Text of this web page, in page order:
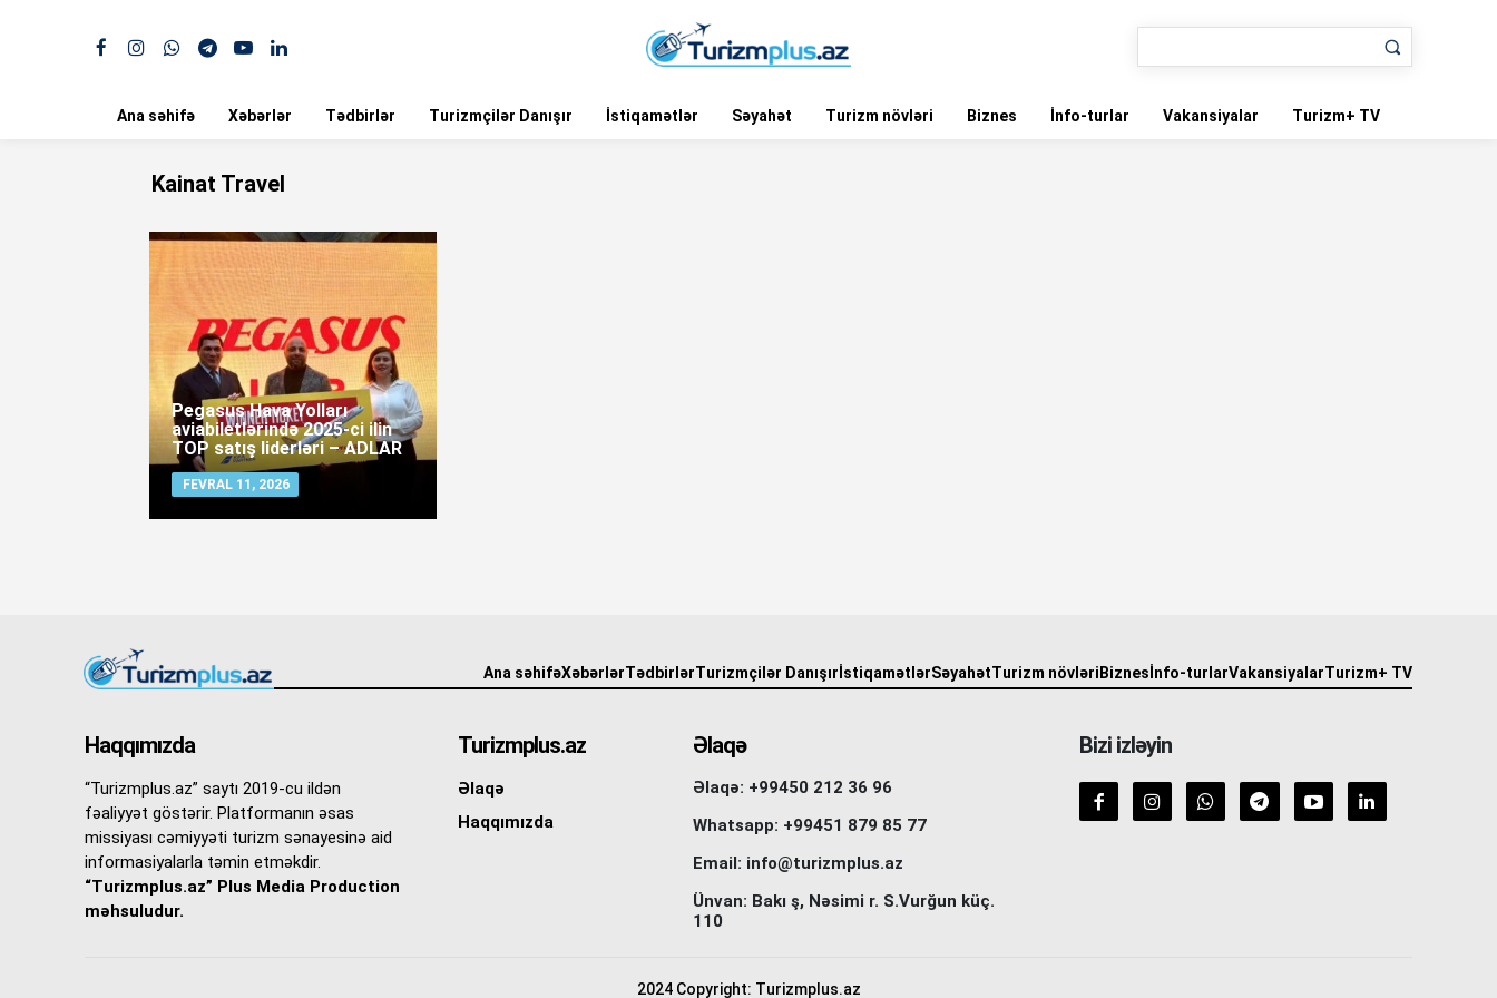
Ana səhifə Xəbərlər Tədbirlər Turizmçilər Danışır İstiqamətlər Səyahət Turizm növləri Biznes İnfo-turlar Vakansiyalar Turizm+ TV
Kainat Travel
Pegasus Hava Yolları
aviabiletlərində 2025-ci ilin
TOP satış liderləri – ADLAR
FEVRAL 11, 2026
Ana səhifəXəbərlərTədbirlərTurizmçilər Danışır İstiqamətlərSəyahətTurizm növləri Biznes İnfo-turlarVakansiyalarTurizm+ TV
Haqqımızda
“Turizmplus.az” saytı 2019-cu ildən
fəaliyyət göstərir. Platformanın əsas
missiyası cəmiyyəti turizm sənayesinə aid
informasiyalarla təmin etməkdir.
“Turizmplus.az” Plus Media Production
məhsuludur.
Turizmplus.az
Əlaqə
Haqqımızda
Əlaqə
Əlaqə: +99450 212 36 96
Whatsapp: +99451 879 85 77
Email: info@turizmplus.az
Ünvan: Bakı ş, Nəsimi r. S.Vurğun küç.
110
Bizi izləyin
2024 Copyright: Turizmplus.az